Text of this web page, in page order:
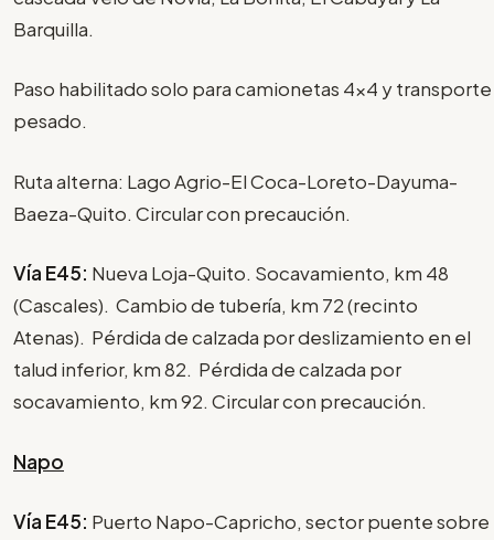
Barquilla.
Paso habilitado solo para camionetas 4x4 y transporte
pesado.
Ruta alterna: Lago Agrio-El Coca-Loreto-Dayuma-
Baeza-Quito. Circular con precaución.
Vía E45: Nueva Loja-Quito. Socavamiento, km 48
(Cascales). Cambio de tubería, km 72 (recinto
Atenas). Pérdida de calzada por deslizamiento en el
talud inferior, km 82. Pérdida de calzada por
socavamiento, km 92. Circular con precaución.
Napo
Vía E45: Puerto Napo-Capricho, sector puente sobre